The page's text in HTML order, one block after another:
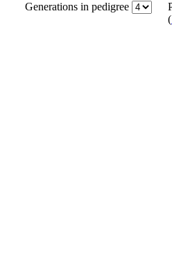
Generations in pedigree
(